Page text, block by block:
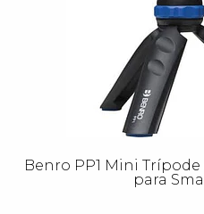
Benro PP1 Mini
para